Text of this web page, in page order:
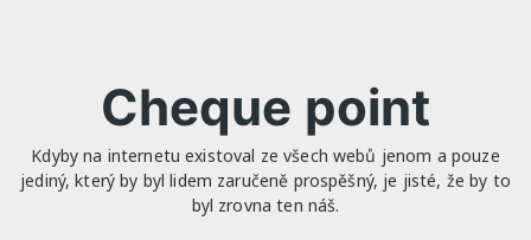
Cheque point
Kdyby na internetu existoval ze všech webů jenom a pouze
jediný, který by byl lidem zaručeně prospěšný, je jisté, že by to
byl zrovna ten náš.